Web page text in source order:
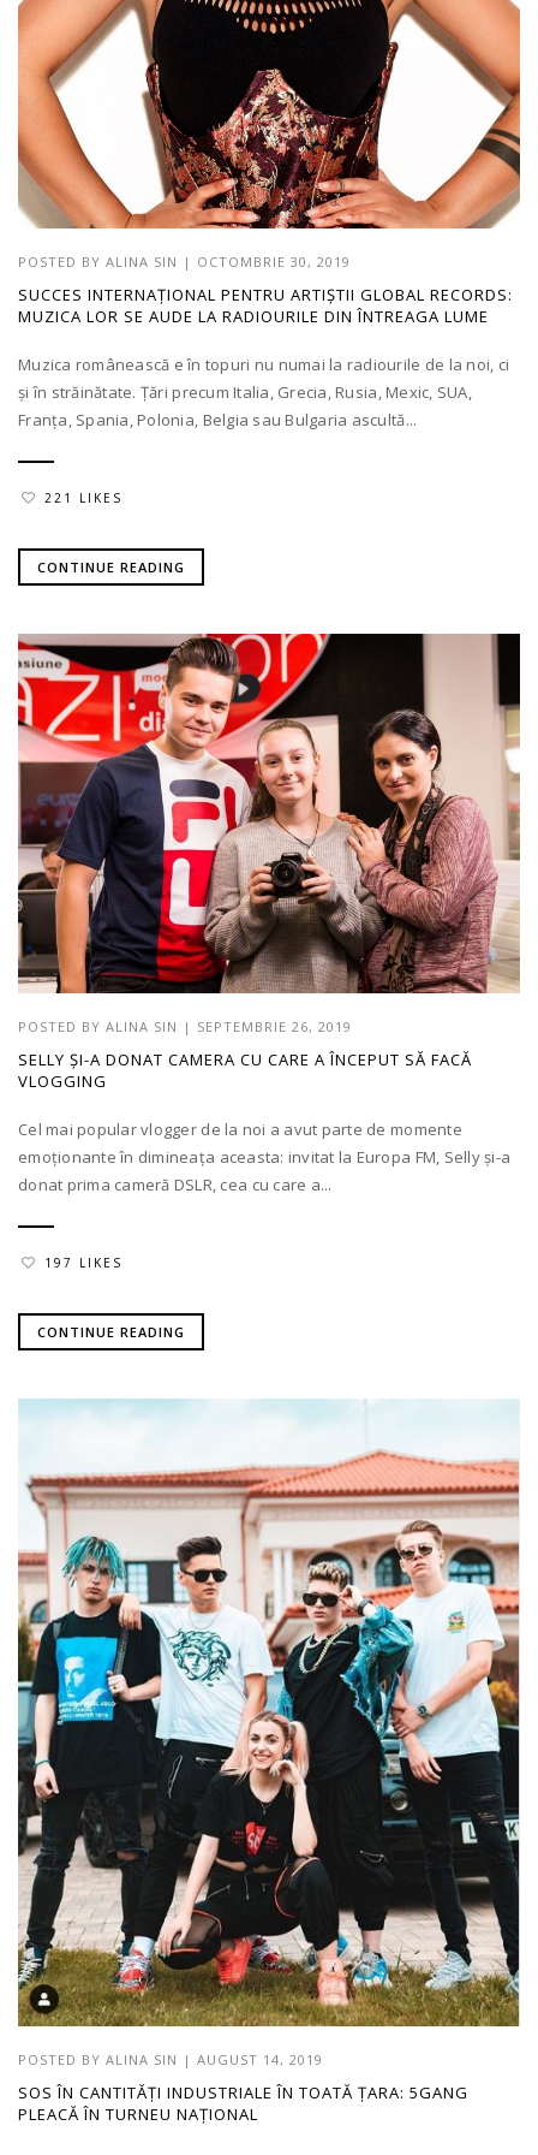
POSTED BY ALINA SIN | OCTOMBRIE 30, 2019
SUCCES INTERNAȚIONAL PENTRU ARTIȘTII GLOBAL RECORDS:
MUZICA LOR SE AUDE LA RADIOURILE DIN ÎNTREAGA LUME
Muzica românească e în topuri nu numai la radiourile de la noi, ci
și în străinătate. Țări precum Italia, Grecia, Rusia, Mexic, SUA,
Franța, Spania, Polonia, Belgia sau Bulgaria ascultă...
221 LIKES
CONTINUE READING
POSTED BY ALINA SIN | SEPTEMBRIE 26, 2019
SELLY ȘI-A DONAT CAMERA CU CARE A ÎNCEPUT SĂ FACĂ
VLOGGING
Cel mai popular vlogger de la noi a avut parte de momente
emoționante în dimineața aceasta: invitat la Europa FM, Selly și-a
donat prima cameră DSLR, cea cu care a...
197 LIKES
CONTINUE READING
POSTED BY ALINA SIN | AUGUST 14, 2019
SOS ÎN CANTITĂȚI INDUSTRIALE ÎN TOATĂ ȚARA: 5GANG
PLEACĂ ÎN TURNEU NAȚIONAL